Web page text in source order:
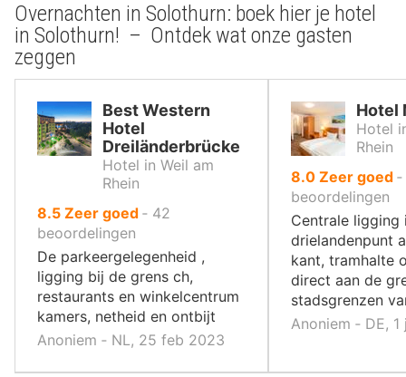
Overnachten in Solothurn: boek hier je hotel
in Solothurn! – Ontdek wat onze gasten
zeggen
Best Western
Hotel
Dreiländerbrücke
Hotel in Weil am
Rhein
8.5uit
10
,
Zeer goed ‐ 42
beoordelingen
De parkeergelegenheid ,
ligging bij de grens ch,
restaurants en winkelcentrum
kamers, netheid en ontbijt
Anoniem ‐ NL, 25 feb 2023
Hotel
Hotel
Rhein
8.0uit
10
,
Zeer goed ‐
beoordelingen
Centrale ligging
drielandenpunt
kant, tramhalte
direct aan de
stadsgrenzen
Anoniem ‐ DE,